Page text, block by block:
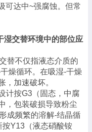
可达中~强腐蚀。但常
湿交替环境中的部位应
替不仅指液态介质的
燥循环。在吸湿-干燥
，加速破坏。
计按G3（固态，中腐
，包装破损导致粉尘
成频繁的溶解-结晶循
Y13（液态硝酸铵